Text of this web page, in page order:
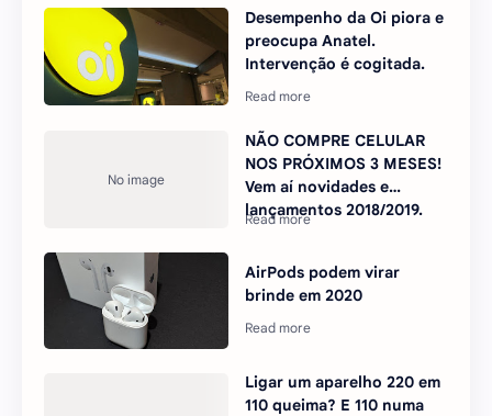
Desempenho da Oi piora e
preocupa Anatel.
Intervenção é cogitada.
NÃO COMPRE CELULAR
NOS PRÓXIMOS 3 MESES!
Vem aí novidades e
lançamentos 2018/2019.
AirPods podem virar
brinde em 2020
Ligar um aparelho 220 em
110 queima? E 110 numa